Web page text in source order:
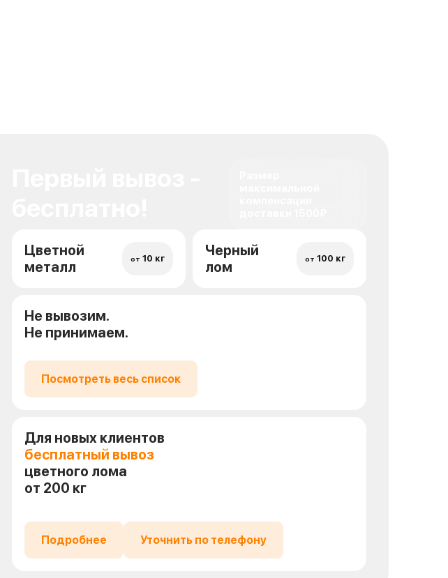
Цветной
металл
от 10 кг
Черный
лом
от 100 кг
Не вывозим.
Не принимаем.
Посмотреть весь список
Для новых клиентов
бесплатный вывоз
цветного лома
от 200 кг
Подробнее Уточнить по телефону